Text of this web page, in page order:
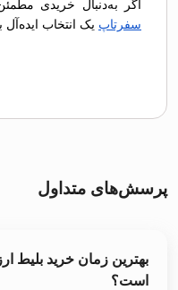
اگر به‌دنبال خریدی
سفرتاپ یک انتخاب
پرسش‌های متداول
بهترین زمان خرید بلیط
است؟